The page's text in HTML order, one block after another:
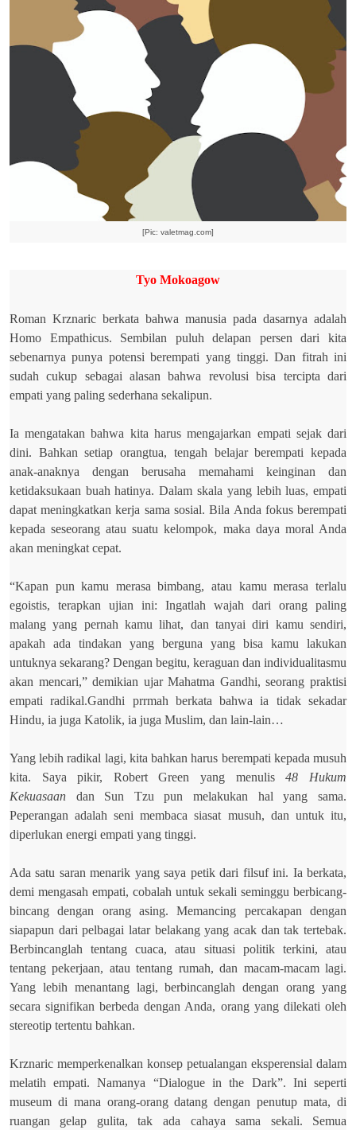
[Pic: valetmag.com]
Tyo Mokoagow
Roman Krznaric berkata bahwa manusia pada dasarnya adalah
Homo Empathicus. Sembilan puluh delapan persen dari kita
sebenarnya punya potensi berempati yang tinggi. Dan fitrah ini
sudah cukup sebagai alasan bahwa revolusi bisa tercipta dari
empati yang paling sederhana sekalipun.
Ia mengatakan bahwa kita harus mengajarkan empati sejak dari
dini. Bahkan setiap orangtua, tengah belajar berempati kepada
anak-anaknya dengan berusaha memahami keinginan dan
ketidaksukaan buah hatinya. Dalam skala yang lebih luas, empati
dapat meningkatkan kerja sama sosial. Bila Anda fokus berempati
kepada seseorang atau suatu kelompok, maka daya moral Anda
akan meningkat cepat.
“Kapan pun kamu merasa bimbang, atau kamu merasa terlalu
egoistis, terapkan ujian ini: Ingatlah wajah dari orang paling
malang yang pernah kamu lihat, dan tanyai diri kamu sendiri,
apakah ada tindakan yang berguna yang bisa kamu lakukan
untuknya sekarang? Dengan begitu, keraguan dan individualitasmu
akan mencari,” demikian ujar Mahatma Gandhi, seorang praktisi
empati radikal.Gandhi prrmah berkata bahwa ia tidak sekadar
Hindu, ia juga Katolik, ia juga Muslim, dan lain-lain…
Yang lebih radikal lagi, kita bahkan harus berempati kepada musuh
kita. Saya pikir, Robert Green yang menulis48 Hukum
Kekuasaandan Sun Tzu pun melakukan hal yang sama.
Peperangan adalah seni membaca siasat musuh, dan untuk itu,
diperlukan energi empati yang tinggi.
Ada satu saran menarik yang saya petik dari filsuf ini. Ia berkata,
demi mengasah empati, cobalah untuk sekali seminggu berbicang-
bincang dengan orang asing. Memancing percakapan dengan
siapapun dari pelbagai latar belakang yang acak dan tak tertebak.
Berbincanglah tentang cuaca, atau situasi politik terkini, atau
tentang pekerjaan, atau tentang rumah, dan macam-macam lagi.
Yang lebih menantang lagi, berbincanglah dengan orang yang
secara signifikan berbeda dengan Anda, orang yang dilekati oleh
stereotip tertentu bahkan.
Krznaric memperkenalkan konsep petualangan eksperensial dalam
melatih empati. Namanya “Dialogue in the Dark”. Ini seperti
museum di mana orang-orang datang dengan penutup mata, di
ruangan gelap gulita, tak ada cahaya sama sekali. Semua